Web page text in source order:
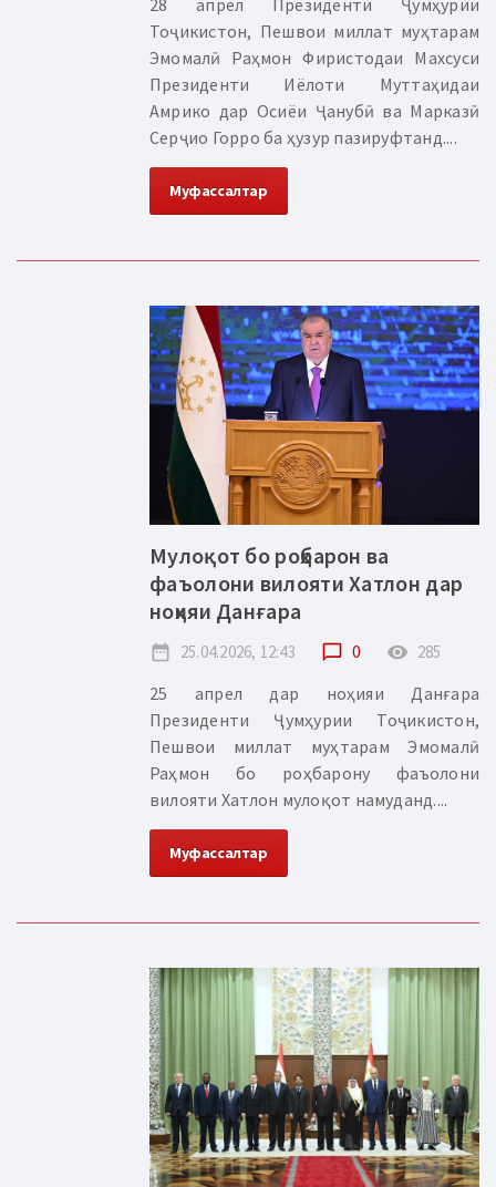
Тоҷикистон, Пешвои миллат муҳтарам
Эмомалӣ Раҳмон Фиристодаи Махсуси
Президенти Иёлоти Муттаҳидаи
Амрико дар Осиёи Ҷанубӣ ва Марказӣ
Серҷио Горро ба ҳузур пазируфтанд....
Муфассалтар
Мулоқот бо роҳбарон ва
фаъолони вилояти Хатлон дар
ноҳияи Данғара
date_range 25.04.2026, 12:43 chat_bubble_outline 0 remove_red_eye 285
25 апрел дар ноҳияи Данғара
Президенти Ҷумҳурии Тоҷикистон,
Пешвои миллат муҳтарам Эмомалӣ
Раҳмон бо роҳбарону фаъолони
вилояти Хатлон мулоқот намуданд....
Муфассалтар